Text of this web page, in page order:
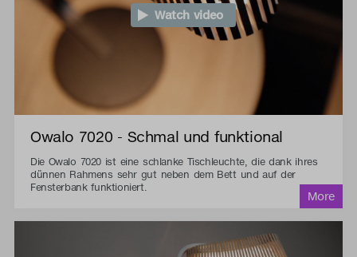
Watch video
Owalo 7020 - Schmal und funktional
Die Owalo 7020 ist eine schlanke Tischleuchte, die dank ihres
dünnen Rahmens sehr gut neben dem Bett und auf der
Fensterbank funktioniert.